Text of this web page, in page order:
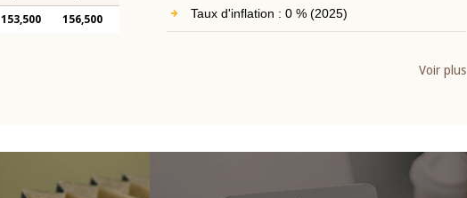
153,500 156,500 Taux d'inflation : 0 % (2025)
Voir plus